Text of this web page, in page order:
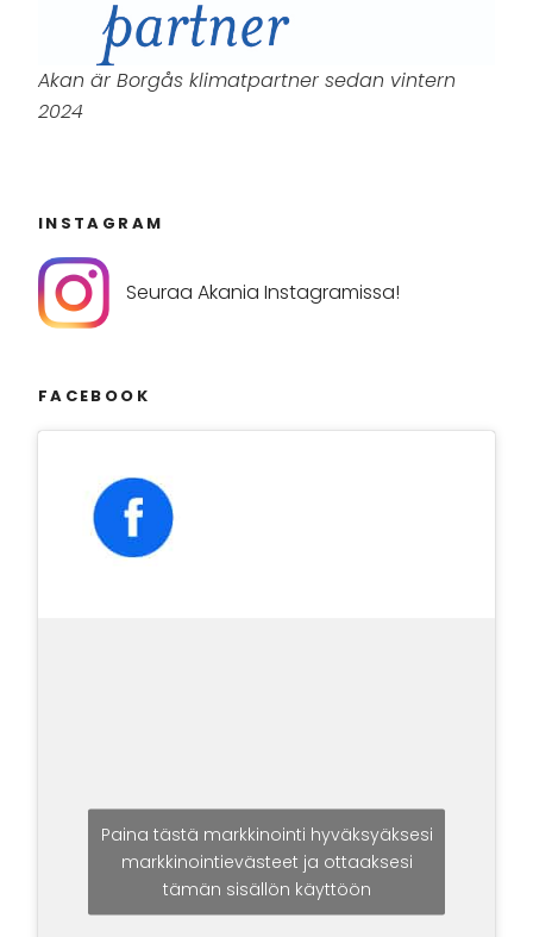
Akan är Borgås klimatpartner sedan vintern
2024
INSTAGRAM
Seuraa Akania Instagramissa!
FACEBOOK
Paina tästä markkinointi hyväksyäksesi
markkinointievästeet ja ottaaksesi
tämän sisällön käyttöön